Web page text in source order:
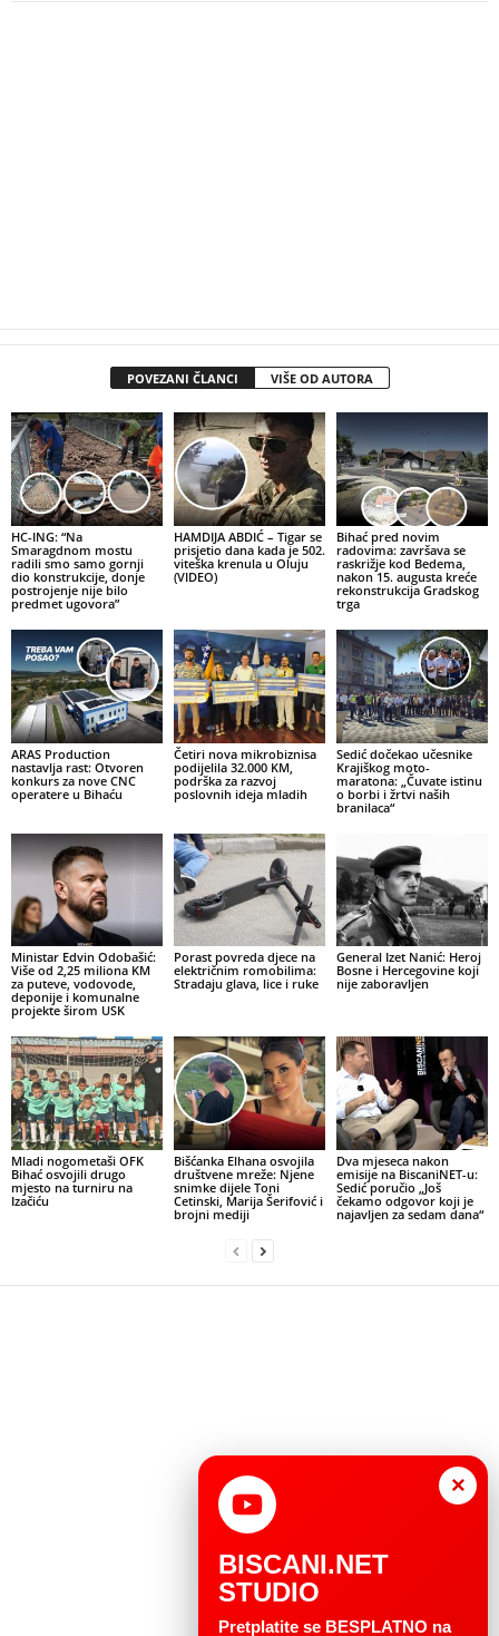
POVEZANI ČLANCI VIŠE OD AUTORA
HC-ING: “Na
Smaragdnom mostu
radili smo samo gornji
dio konstrukcije, donje
postrojenje nije bilo
predmet ugovora”
HAMDIJA ABDIĆ – Tigar se
prisjetio dana kada je 502.
viteška krenula u Oluju
(VIDEO)
Bihać pred novim
radovima: završava se
raskrižje kod Bedema,
nakon 15. augusta kreće
rekonstrukcija Gradskog
trga
ARAS Production
nastavlja rast: Otvoren
konkurs za nove CNC
operatere u Bihaću
Četiri nova mikrobiznisa
podijelila 32.000 KM,
podrška za razvoj
poslovnih ideja mladih
Sedić dočekao učesnike
Krajiškog moto-
maratona: „Čuvate istinu
o borbi i žrtvi naših
branilaca“
Ministar Edvin Odobašić:
Više od 2,25 miliona KM
za puteve, vodovode,
deponije i komunalne
projekte širom USK
Porast povreda djece na
električnim romobilima:
Stradaju glava, lice i ruke
General Izet Nanić: Heroj
Bosne i Hercegovine koji
nije zaboravljen
Mladi nogometaši OFK
Bihać osvojili drugo
mjesto na turniru na
Izačiću
Bišćanka Elhana osvojila
društvene mreže: Njene
snimke dijele Toni
Cetinski, Marija Šerifović i
brojni mediji
Dva mjeseca nakon
emisije na BiscaniNET-u:
Sedić poručio „Još
čekamo odgovor koji je
najavljen za sedam dana“
×
BISCANI.NET
STUDIO
Pretplatite se BESPLATNO na